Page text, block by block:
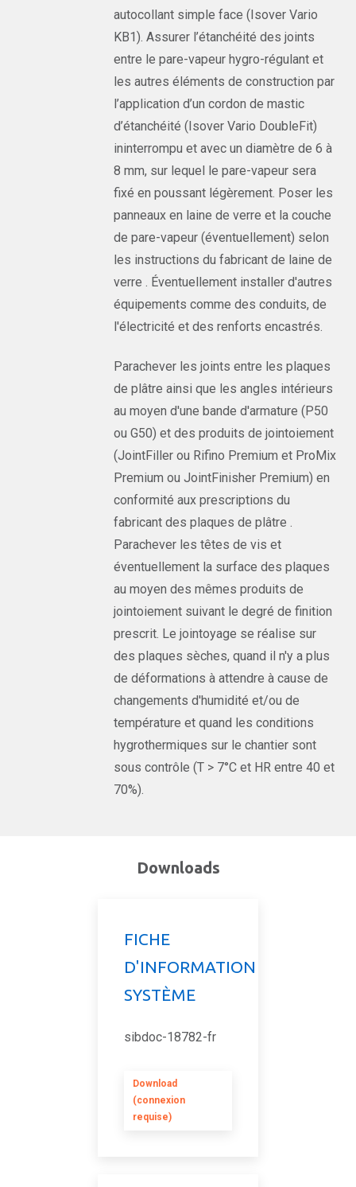
autocollant simple face (Isover Vario
KB1). Assurer l’étanchéité des joints
entre le pare-vapeur hygro-régulant et
les autres éléments de construction par
l’application d’un cordon de mastic
d’étanchéité (Isover Vario DoubleFit)
ininterrompu et avec un diamètre de 6 à
8 mm, sur lequel le pare-vapeur sera
fixé en poussant légèrement. Poser les
panneaux en laine de verre et la couche
de pare-vapeur (éventuellement) selon
les instructions du fabricant de laine de
verre . Éventuellement installer d'autres
équipements comme des conduits, de
l'électricité et des renforts encastrés.
Parachever les joints entre les plaques
de plâtre ainsi que les angles intérieurs
au moyen d'une bande d'armature (P50
ou G50) et des produits de jointoiement
(JointFiller ou Rifino Premium et ProMix
Premium ou JointFinisher Premium) en
conformité aux prescriptions du
fabricant des plaques de plâtre .
Parachever les têtes de vis et
éventuellement la surface des plaques
au moyen des mêmes produits de
jointoiement suivant le degré de finition
prescrit. Le jointoyage se réalise sur
des plaques sèches, quand il n'y a plus
de déformations à attendre à cause de
changements d'humidité et/ou de
température et quand les conditions
hygrothermiques sur le chantier sont
sous contrôle (T > 7°C et HR entre 40 et
70%).
Downloads
FICHE
D'INFORMATION
SYSTÈME
sibdoc-18782-fr
Download
(connexion
requise)